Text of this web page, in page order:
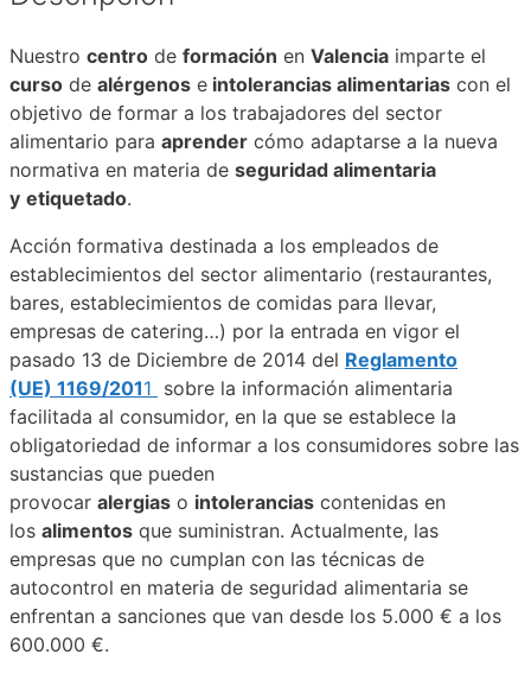
Nuestro centro de formación en Valencia imparte el
curso de alérgenos e intolerancias alimentarias con el
objetivo de formar a los trabajadores del sector
alimentario para aprender cómo adaptarse a la nueva
normativa en materia de seguridad alimentaria
y etiquetado.
Acción formativa destinada a los empleados de
establecimientos del sector alimentario (restaurantes,
bares, establecimientos de comidas para llevar,
empresas de catering…) por la entrada en vigor el
pasado 13 de Diciembre de 2014 del Reglamento
(UE) 1169/2011 sobre la información alimentaria
facilitada al consumidor, en la que se establece la
obligatoriedad de informar a los consumidores sobre las
sustancias que pueden
provocar alergias o intolerancias contenidas en
los alimentos que suministran. Actualmente, las
empresas que no cumplan con las técnicas de
autocontrol en materia de seguridad alimentaria se
enfrentan a sanciones que van desde los 5.000 € a los
600.000 €.